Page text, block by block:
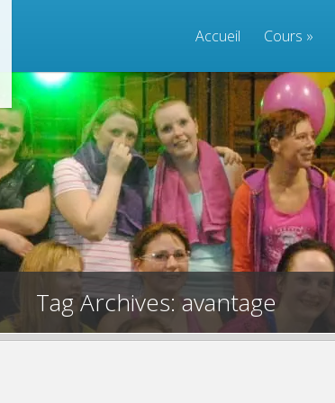
Accueil Cours »
Tag Archives: avantage